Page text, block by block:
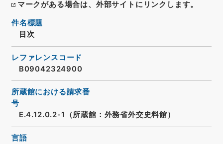
マークがある場合は、外部サイトにリンクします。
件名標題
目次
レファレンスコード
B09042324900
所蔵館における請求番
号
E.4.12.0.2-1（所蔵館：外務省外交史料館）
言語